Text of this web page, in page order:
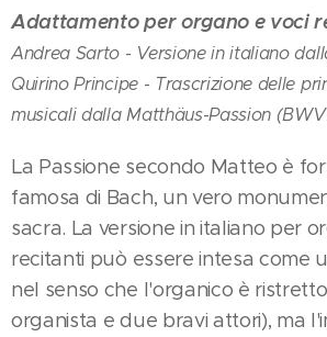
Adattamento per organo e voci
Andrea Sarto - Versione in italiano
Quirino Principe - Trascrizione delle
musicali dalla Matthäus-Passion
La Passione secondo Matteo è
famosa di Bach, un vero
sacra. La versione in italiano per
recitanti può essere intesa come
nel senso che l'organico è
organista e due bravi attori), ma